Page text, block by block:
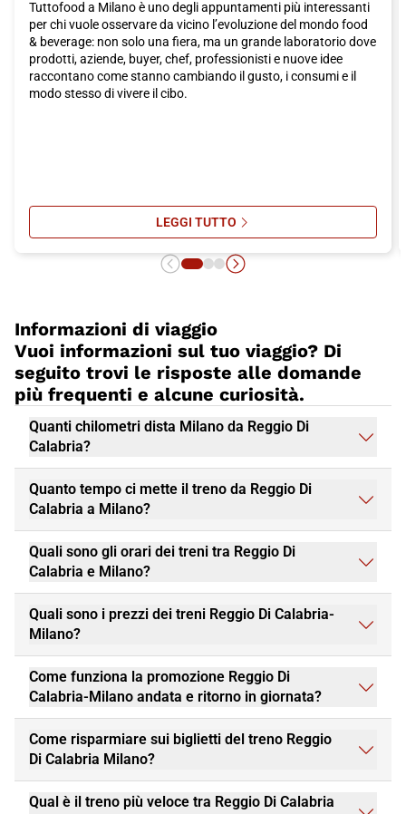
E dopo una giornata intensa di visite, non puoi lasciare Milano
senza assaporare la sua deliziosa cucina. La città offre una
vasta gamma di ristoranti, osterie e trattorie dove potrai
deliziarti con i piatti tradizionali milanesi. Non puoi perderti la
famosa cotoletta alla milanese, il risotto allo zafferano e il
panettone, dolce tipico delle festività natalizie.
subito il tuo biglietto Italo per Milano e preparati a vivere
un'esperienza unica!
Tuttofood a Milano è uno degli appuntamenti più interessanti
per chi vuole osservare da vicino l’evoluzione del mondo food
& beverage: non solo una fiera, ma un grande laboratorio dove
prodotti, aziende, buyer, chef, professionisti e nuove idee
raccontano come stanno cambiando il gusto, i consumi e il
modo stesso di vivere il cibo.
LEGGI TUTTOSU TUTTOFOOD A MILANO: LE
Informazioni di viaggio
Vuoi informazioni sul tuo viaggio? Di
seguito trovi le risposte alle domande
più frequenti e alcune curiosità.
Quanti chilometri dista Milano da Reggio Di
Calabria?
Quanto tempo ci mette il treno da Reggio Di
Calabria a Milano?
Quali sono gli orari dei treni tra Reggio Di
Calabria e Milano?
Quali sono i prezzi dei treni Reggio Di Calabria-
Milano?
Come funziona la promozione Reggio Di
Calabria-Milano andata e ritorno in giornata?
Come risparmiare sui biglietti del treno Reggio
Di Calabria Milano?
Qual è il treno più veloce tra Reggio Di Calabria